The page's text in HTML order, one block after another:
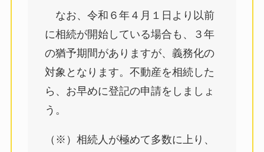
なお、令和６年４月１日より以前
に相続が開始している場合も、３年
の猶予期間がありますが、義務化の
対象となります。不動産を相続した
ら、お早めに登記の申請をしましょ
う。
（※）相続人が極めて多数に上り、